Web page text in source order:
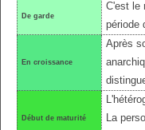
De garde
C'est le
période
En croissance
Après
Début de maturité
La